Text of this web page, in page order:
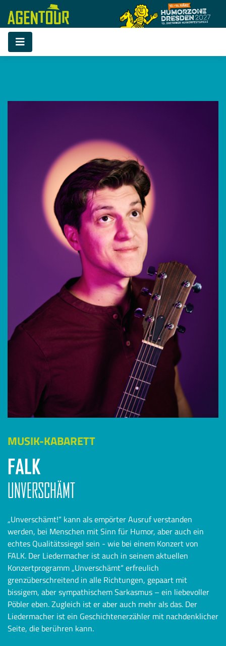
MUSIK-KABARETT
FALK
UNVERSCHÄMT
„Unverschämt!“ kann als empörter Ausruf verstanden
werden, bei Menschen mit Sinn für Humor, aber auch ein
echtes Qualitätssiegel sein - wie bei einem Konzert von
FALK. Der Liedermacher ist auch in seinem aktuellen
Konzertprogramm „Unverschämt“ erfreulich
grenzüberschreitend in alle Richtungen, gepaart mit
bissigem, aber sympathischem Sarkasmus – ein liebevoller
Pöbler eben. Zugleich ist er aber auch mehr als das. Der
Liedermacher ist ein Geschichtenerzähler mit nachdenklicher
Seite, die berühren kann.